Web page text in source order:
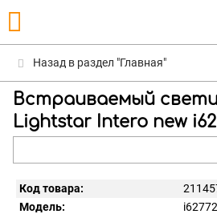
Назад в раздел "Главная"
Встраиваемый
Lightstar Intero new
Код товара:
Модель: